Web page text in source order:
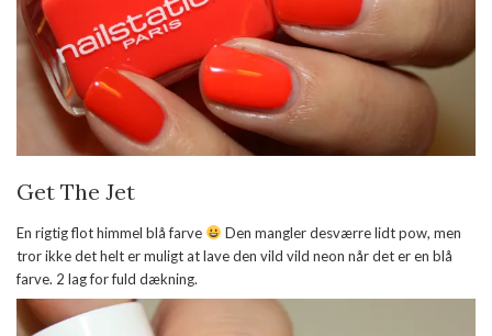
Get The Jet
En rigtig flot himmel blå farve
Den mangler desværre lidt pow, men
tror ikke det helt er muligt at lave den vild vild neon når det er en blå
farve. 2 lag for fuld dækning.